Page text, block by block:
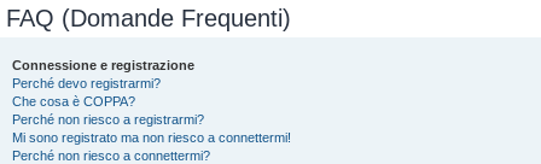
FAQ (Domande Frequenti)
Connessione e registrazione
Perché devo registrarmi?
Che cosa è COPPA?
Perché non riesco a registrarmi?
Mi sono registrato ma non riesco a connettermi!
Perché non riesco a connettermi?